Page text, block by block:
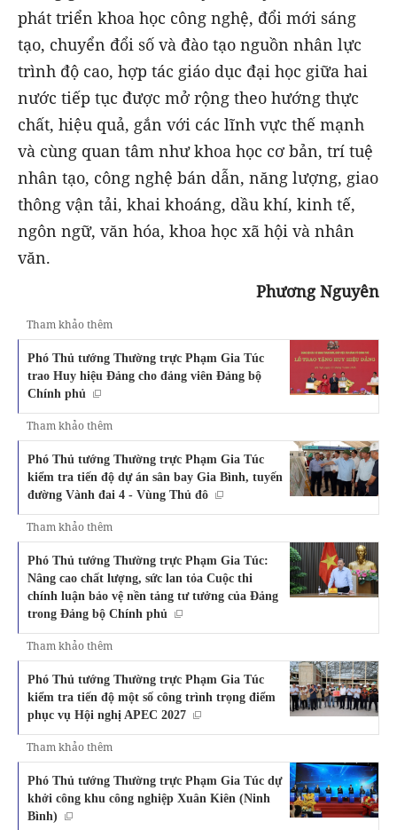
phát triển khoa học công nghệ, đổi mới sáng
tạo, chuyển đổi số và đào tạo nguồn nhân lực
trình độ cao, hợp tác giáo dục đại học giữa hai
nước tiếp tục được mở rộng theo hướng thực
chất, hiệu quả, gắn với các lĩnh vực thế mạnh
và cùng quan tâm như khoa học cơ bản, trí tuệ
nhân tạo, công nghệ bán dẫn, năng lượng, giao
thông vận tải, khai khoáng, dầu khí, kinh tế,
ngôn ngữ, văn hóa, khoa học xã hội và nhân
văn.
Phương Nguyên
Tham khảo thêm
Phó Thủ tướng Thường trực Phạm Gia Túc
trao Huy hiệu Đảng cho đảng viên Đảng bộ
Chính phủ
Tham khảo thêm
Phó Thủ tướng Thường trực Phạm Gia Túc
kiểm tra tiến độ dự án sân bay Gia Bình, tuyến
đường Vành đai 4 - Vùng Thủ đô
Tham khảo thêm
Phó Thủ tướng Thường trực Phạm Gia Túc:
Nâng cao chất lượng, sức lan tỏa Cuộc thi
chính luận bảo vệ nền tảng tư tưởng của Đảng
trong Đảng bộ Chính phủ
Tham khảo thêm
Phó Thủ tướng Thường trực Phạm Gia Túc
kiểm tra tiến độ một số công trình trọng điểm
phục vụ Hội nghị APEC 2027
Tham khảo thêm
Phó Thủ tướng Thường trực Phạm Gia Túc dự
khởi công khu công nghiệp Xuân Kiên (Ninh
Bình)